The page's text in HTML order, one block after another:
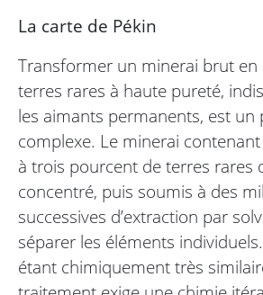
La carte de Pékin
Transformer un minerai brut en
terres rares à haute pureté,
les aimants permanents, est un
complexe. Le minerai
à trois pourcent de terres rares
concentré, puis soumis à des
successives d’extraction par
séparer les éléments
étant chimiquement très